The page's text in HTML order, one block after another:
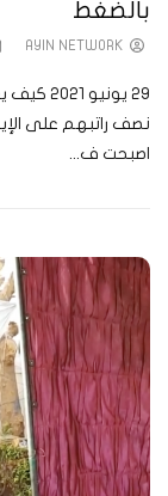
بالضغط
AYIN NETWORK
29
نصف راتبهم على
اصبحت ف...